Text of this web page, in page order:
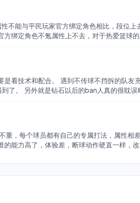
不能与平民玩家官方绑定角色相比，段位上
绑定角色不氪属性上不去，对于热爱篮球的
看技术和配合。 遇到不传球不挡拆的队友
了。 另外就是钻石以后的ban人真的很耽误
，每个球员都有自己的专属打法，属性相
能力高了，体验差，断球动作硬直一样，改